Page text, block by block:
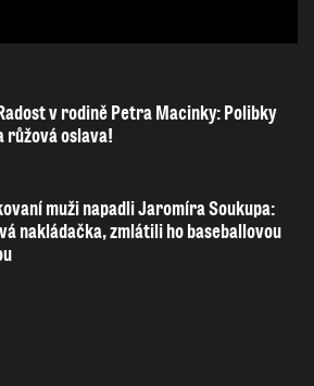
v rodině Petra Macinky: Polibky
růžová oslava!
muži napadli Jaromíra Soukupa:
nakládačka, zmlátili ho baseballovou